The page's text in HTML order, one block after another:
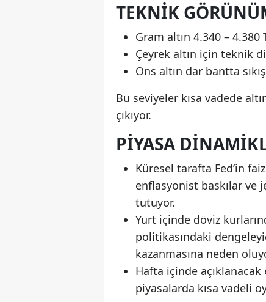
TEKNIK
Gram altın 4.340 – 4.380
Çeyrek altın için teknik
Ons altın dar bantta
Bu seviyeler kısa vadede
çıkıyor.
PIYASA
Küresel tarafta Fed’in
enflasyonist baskılar ve
tutuyor.
Yurt içinde döviz
politikasındaki
kazanmasına neden
Hafta içinde
piyasalarda kısa vadeli